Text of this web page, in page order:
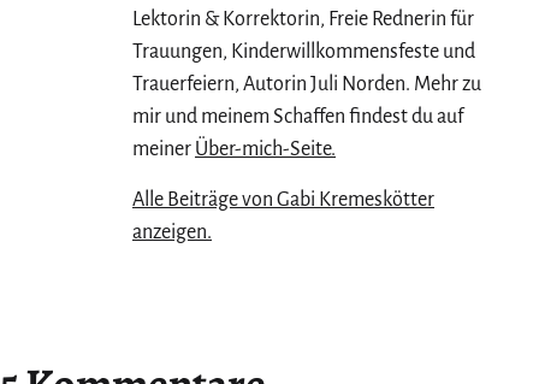
Lektorin & Korrektorin, Freie Rednerin für
Trauungen, Kinderwillkommensfeste und
Trauerfeiern, Autorin Juli Norden. Mehr zu
mir und meinem Schaffen findest du auf
meiner Über-mich-Seite.
Alle Beiträge von Gabi Kremeskötter
anzeigen.